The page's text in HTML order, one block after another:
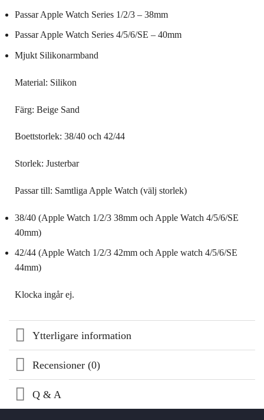
Passar Apple Watch Series 1/2/3 – 38mm
Passar Apple Watch Series 4/5/6/SE – 40mm
Mjukt Silikonarmband
Material: Silikon
Färg: Beige Sand
Boettstorlek: 38/40 och 42/44
Storlek: Justerbar
Passar till: Samtliga Apple Watch (välj storlek)
38/40 (Apple Watch 1/2/3 38mm och Apple Watch 4/5/6/SE
40mm)
42/44 (Apple Watch 1/2/3 42mm och Apple watch 4/5/6/SE
44mm)
Klocka ingår ej.
Ytterligare information
Recensioner (0)
Q & A